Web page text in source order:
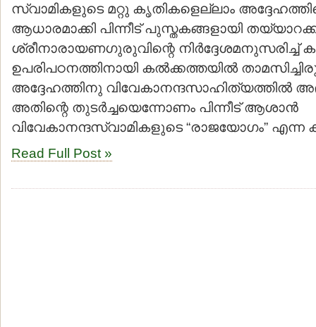
സ്വാമികളുടെ മറ്റു കൃതികളെല്ലാം
ആധാരമാക്കി പിന്നീട് പുസ്തകങ്ങളായി
ശ്രീനാരായണഗുരുവിന്റെ നിര്‍ദ്ദേശമനുസരിച്ച്
ഉപരിപഠനത്തിനായി കല്‍ക്കത്തയില്‍
അദ്ദേഹത്തിനു വിവേകാനന്ദസാഹിത്യത്തില്‍
അതിന്റെ തുടര്‍ച്ചയെന്നോണം പിന്നീട് ആശാന്‍
വിവേകാനന്ദസ്വാമികളുടെ “രാജയോഗം” എന്ന
Read Full Post »